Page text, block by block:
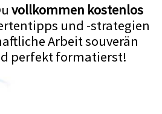
vollkommen kostenlos
und -strategien
Arbeit souverän
perfekt formatierst!